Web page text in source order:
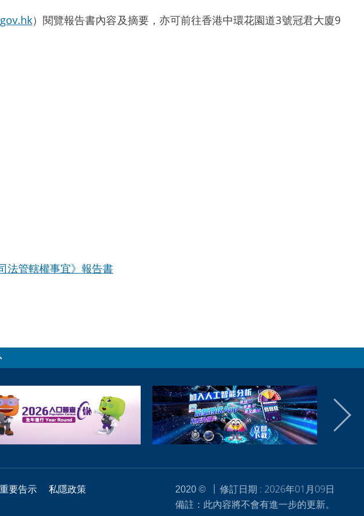
）閱覽報告書內容及摘要，亦可前往香港中環花園道3號冠君大廈9
法管轄權事宜》報告書
重要告示 私隱政策 2020 ©
修訂日期 : 2026年01月09日
備註：此內容將不會有進一步的更新。